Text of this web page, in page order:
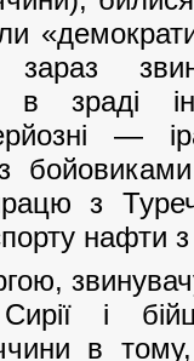
в зраді
—
з
нафти з
і
в